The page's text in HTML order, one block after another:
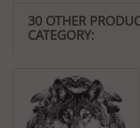
30 OTHER
CATEGORY: